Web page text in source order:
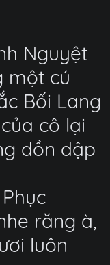
Nguyệt
một cú
Bối Lang
cô lại
dồn dập
răng à,
luôn